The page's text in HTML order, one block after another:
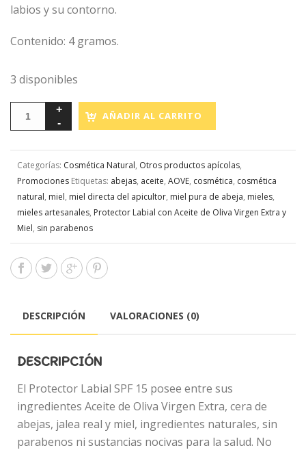
labios y su contorno.
Contenido: 4 gramos.
3 disponibles
AÑADIR AL CARRITO
Categorías: Cosmética Natural, Otros productos apícolas,
Promociones Etiquetas: abejas, aceite, AOVE, cosmética, cosmética
natural, miel, miel directa del apicultor, miel pura de abeja, mieles,
mieles artesanales, Protector Labial con Aceite de Oliva Virgen Extra y
Miel, sin parabenos
DESCRIPCIÓN VALORACIONES (0)
DESCRIPCIÓN
El Protector Labial SPF 15 posee entre sus
ingredientes Aceite de Oliva Virgen Extra, cera de
abejas, jalea real y miel, ingredientes naturales, sin
parabenos ni sustancias nocivas para la salud. No